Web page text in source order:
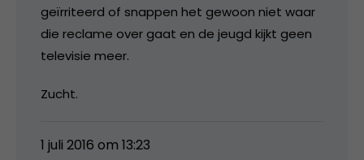
geïrriteerd of snappen het gewoon niet waar
die reclame over gaat en de jeugd kijkt geen
televisie meer.
Zucht.
1 juli 2016 om 13:23